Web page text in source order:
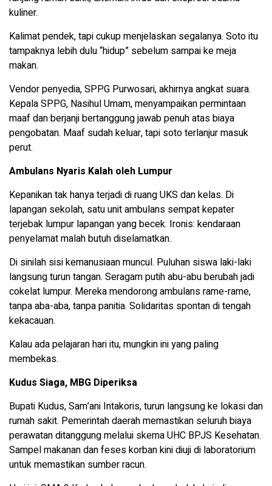
kuliner.
Kalimat pendek, tapi cukup menjelaskan segalanya. Soto itu
tampaknya lebih dulu “hidup” sebelum sampai ke meja
makan.
Vendor penyedia, SPPG Purwosari, akhirnya angkat suara.
Kepala SPPG, Nasihul Umam, menyampaikan permintaan
maaf dan berjanji bertanggung jawab penuh atas biaya
pengobatan. Maaf sudah keluar, tapi soto terlanjur masuk
perut.
Ambulans Nyaris Kalah oleh Lumpur
Kepanikan tak hanya terjadi di ruang UKS dan kelas. Di
lapangan sekolah, satu unit ambulans sempat kepater
terjebak lumpur lapangan yang becek. Ironis: kendaraan
penyelamat malah butuh diselamatkan.
Di sinilah sisi kemanusiaan muncul. Puluhan siswa laki-laki
langsung turun tangan. Seragam putih abu-abu berubah jadi
cokelat lumpur. Mereka mendorong ambulans rame-rame,
tanpa aba-aba, tanpa panitia. Solidaritas spontan di tengah
kekacauan.
Kalau ada pelajaran hari itu, mungkin ini yang paling
membekas.
Kudus Siaga, MBG Diperiksa
Bupati Kudus, Sam’ani Intakoris, turun langsung ke lokasi dan
rumah sakit. Pemerintah daerah memastikan seluruh biaya
perawatan ditanggung melalui skema UHC BPJS Kesehatan.
Sampel makanan dan feses korban kini diuji di laboratorium
untuk memastikan sumber racun.